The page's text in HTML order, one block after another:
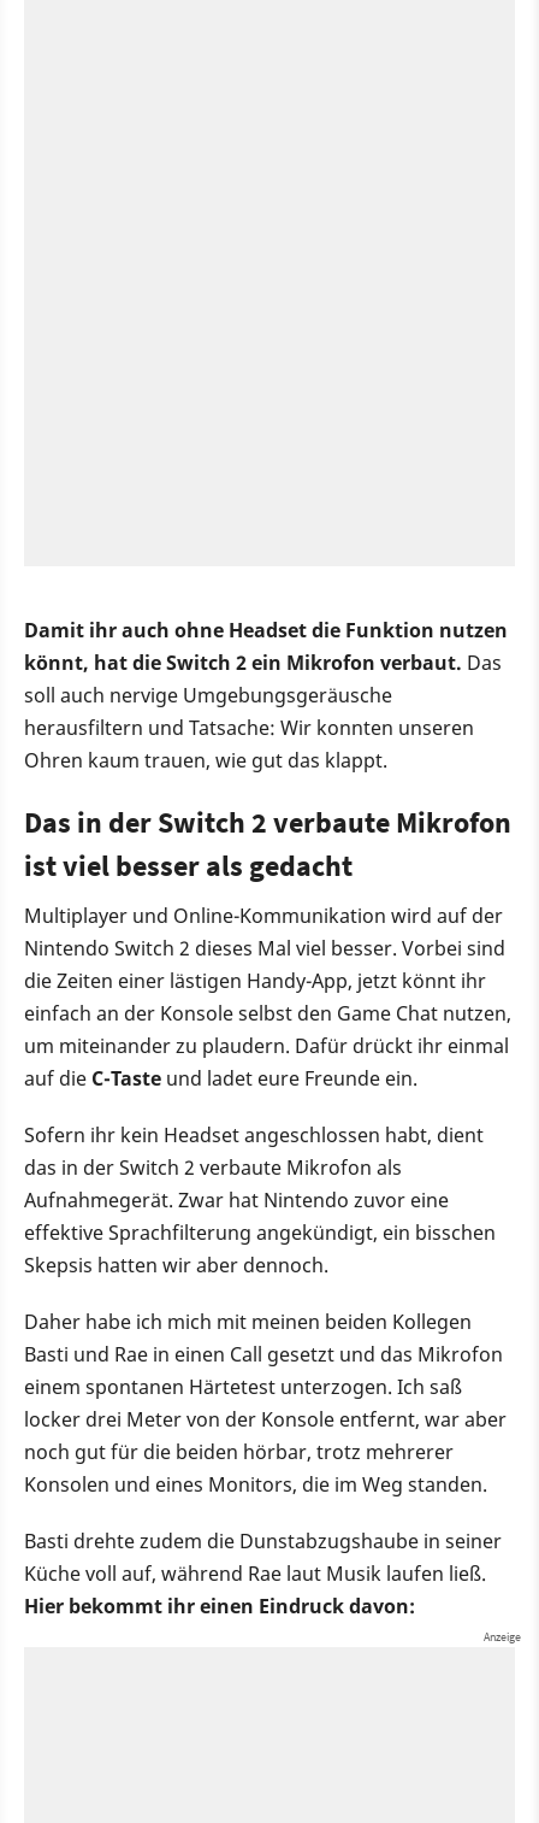
Damit ihr auch ohne Headset die Funktion nutzen
könnt, hat die Switch 2 ein Mikrofon verbaut. Das
soll auch nervige Umgebungsgeräusche
herausfiltern und Tatsache: Wir konnten unseren
Ohren kaum trauen, wie gut das klappt.
Das in der Switch 2 verbaute Mikrofon
ist viel besser als gedacht
Multiplayer und Online-Kommunikation wird auf der
Nintendo Switch 2 dieses Mal viel besser. Vorbei sind
die Zeiten einer lästigen Handy-App, jetzt könnt ihr
einfach an der Konsole selbst den Game Chat nutzen,
um miteinander zu plaudern. Dafür drückt ihr einmal
auf die C-Taste und ladet eure Freunde ein.
Sofern ihr kein Headset angeschlossen habt, dient
das in der Switch 2 verbaute Mikrofon als
Aufnahmegerät. Zwar hat Nintendo zuvor eine
effektive Sprachfilterung angekündigt, ein bisschen
Skepsis hatten wir aber dennoch.
Daher habe ich mich mit meinen beiden Kollegen
Basti und Rae in einen Call gesetzt und das Mikrofon
einem spontanen Härtetest unterzogen. Ich saß
locker drei Meter von der Konsole entfernt, war aber
noch gut für die beiden hörbar, trotz mehrerer
Konsolen und eines Monitors, die im Weg standen.
Basti drehte zudem die Dunstabzugshaube in seiner
Küche voll auf, während Rae laut Musik laufen ließ.
Hier bekommt ihr einen Eindruck davon: